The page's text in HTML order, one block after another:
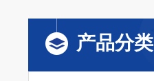
产品分类